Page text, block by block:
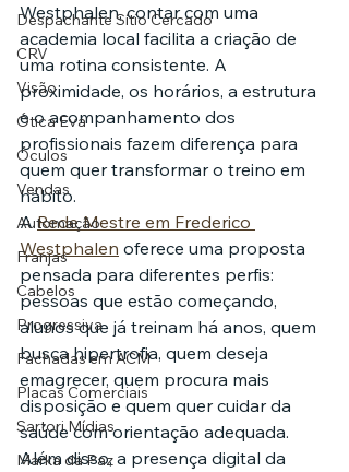
Despachante Sítio Cercado
CRV
Visão
Ótica Eva
Óculos
Vendas
Automação
Franjas
Cabelos
Progressiva
Fachadas em ACM
Placas Comerciais
Sartori Mídias
Marka da Paz
Westphalen, contar com uma
academia local facilita a criação de
uma rotina consistente. A
proximidade, os horários, a estrutura
e o acompanhamento dos
profissionais fazem diferença para
quem quer transformar o treino em
hábito.
A Rede Mestre em Frederico
Westphalen oferece uma proposta
pensada para diferentes perfis:
pessoas que estão começando,
alunos que já treinam há anos, quem
busca hipertrofia, quem deseja
emagrecer, quem procura mais
disposição e quem quer cuidar da
saúde com orientação adequada.
Além disso, a presença digital da